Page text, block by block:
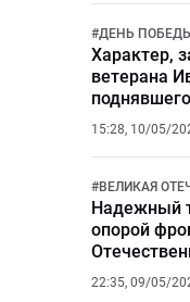
#ДЕНЬ ПОБЕДЫ
Характер,
ветерана
огнем
15:28, 10/05/
#ВЕЛИКАЯ
Надежный
опорой
22:35, 09/05/